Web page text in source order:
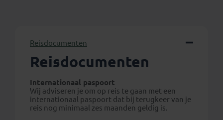
Reisdocumenten
Reisdocumenten
Internationaal paspoort
Wij adviseren je om op reis te gaan met een
internationaal paspoort dat bij terugkeer van je
reis nog minimaal zes maanden geldig is.